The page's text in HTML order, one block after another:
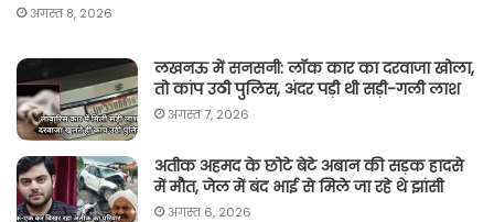
अगस्त 8, 2026
लखनऊ में सनसनी: लॉक कार का दरवाजा खोला,
तो कांप उठी पुलिस, अंदर पड़ी थी सड़ी-गली लाश
अगस्त 7, 2026
अतीक अहमद के छोटे बेटे अबान की सड़क हादसे
में मौत, जेल में बंद भाई से मिले जा रहे थे झांसी
अगस्त 6, 2026